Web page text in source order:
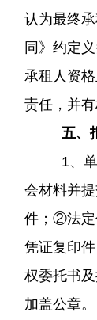
认为最终
同》约定
承租人资
责任，并
五、
1、
会材料并
件；②法定
凭证复印
权委托书
加盖公章。